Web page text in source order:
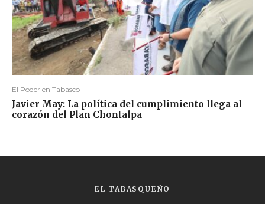
El Poder en Tabasco
Javier May: La política del cumplimiento llega al
corazón del Plan Chontalpa
EL TABASQUEÑO